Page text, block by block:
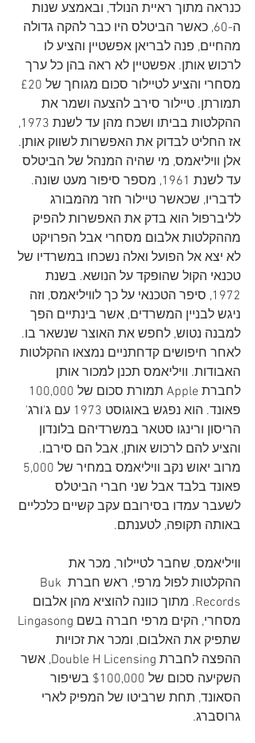
כנראה מתוך ראיית הנולד, ובאמצע שנות
ה-60, כאשר הביטלס היו כבר להקה גדולה
מהחיים, פנה לבריאן אפשטיין והציע לו
לרכוש אותן. אפשטיין לא ראה בהן כל ערך
תמורתן. טיילור סירב להצעה ושמר את
ההקלטות בביתו ושכח מהן עד לשנת 1973,
אז החליט לבדוק את האפשרות לשווק אותן.
אלן וויליאמס, מי שהיה המנהל של הביטלס
עד לשנת 1961, מספר סיפור מעט שונה.
לדבריו, שכאשר טיילור חזר מהמבורג
לליברפול הוא בדק את האפשרות להפיק
מההקלטות אלבום מסחרי אבל הפרויקט
לא יצא אל הפועל ואלה נשכחו במשרדיו של
טכנאי הקול שהופקד על הנושא. בשנת
1972, סיפר הטכנאי על כך לוויליאמס, וזה
ניגש לבניין המשרדים, אשר בינתיים הפך
למבנה נטוש, לחפש את האוצר שנשאר בו.
לאחר חיפושים קדחתניים נמצאו ההקלטות
האבודות. וויליאמס תכנן למכור אותן
פאונד. הוא נפגש באוגוסט 1973 עם ג'ורג'
הריסון ורינגו סטאר במשרדיהם בלונדון
והציע להם לרכוש אותן, אבל הם סירבו.
פאונד בלבד אבל שני חברי הביטלס
לשעבר עמדו בסירובם עקב קשיים כלכליים
באותה תקופה, לטענתם.
וויליאמס, שחבר לטיילור, מכר את
ההקלטות לפול מרפי, ראש חברת Buk
Records. מתוך כוונה להוציא מהן אלבום
שתפיק את האלבום, ומכר את זכויות
ההפצה לחברת Double H Licensing, אשר
השקיעה סכום של $100,000 בשיפור
הסאונד, תחת שרביטו של המפיק לארי
גרוסברג.